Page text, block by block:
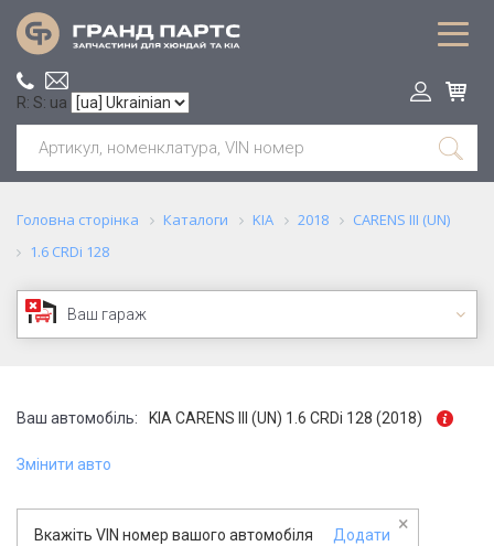
R: S: ua
Головна сторінка Каталоги KIA 2018
CARENS III (UN)
1.6 CRDi 128
Ваш гараж
Ваш автомобіль: KIA CARENS III (UN) 1.6 CRDi 128 (2018)
Змінити авто
Вкажіть VIN номер вашого автомобіля Додати
×